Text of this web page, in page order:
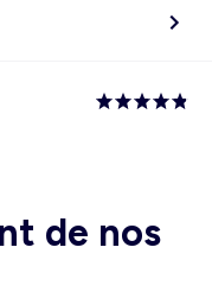
de nos